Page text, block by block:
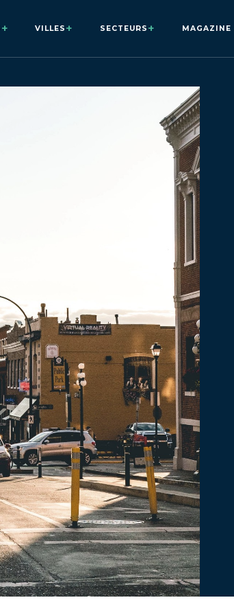
+ VILLES + SECTEURS + MAGAZINE